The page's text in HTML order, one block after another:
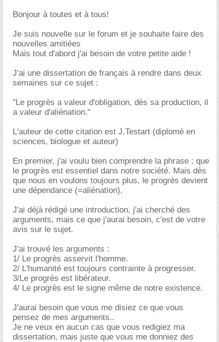
Bonjour à toutes et à tous!
Je suis nouvelle sur le forum et je souhaite faire des
nouvelles amitiées
Mais tout d'abord j'ai besoin de votre petite aide !
J'ai une dissertation de français à rendre dans deux
semaines sur ce sujet :
"Le progrès a valeur d'obligation, dès sa production, il
a valeur d'aliénation."
L'auteur de cette citation est J.Testart (diplomé en
sciences, biologue et auteur)
En premier, j'ai voulu bien comprendre la phrase ; que
le progrès est essentiel dans notre société. Mais dès
que nous en voulons toujours plus, le progrès devient
une dépendance (=aliénation).
J'ai déjà rédigé une introduction, j'ai cherché des
arguments, mais ce que j'aurai besoin, c'est de votre
avis sur le sujet.
J'ai trouvé les arguments :
1/ Le progrès asservit l'homme.
2/ L'humanité est toujours contrainte à progresser.
3/Le progrès est libérateur.
4/ Le progrès est le signe même de notre existence.
J'aurai besoin que vous me disiez ce que vous
pensez de mes arguments..
Je ne veux en aucun cas que vous redigiez ma
dissertation, mais juste que vous me donniez des